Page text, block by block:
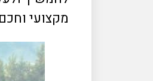
מקצועי